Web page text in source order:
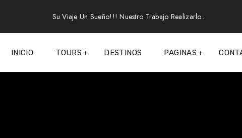
Su Viaje Un Sueño!!! Nuestro Trabajo Realizarlo...
INICIO TOURS DESTINOS PAGINAS